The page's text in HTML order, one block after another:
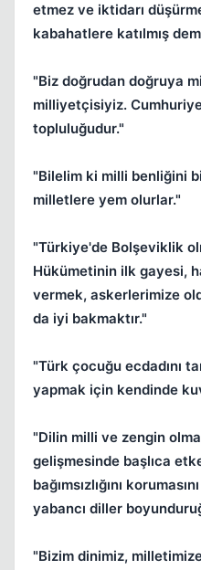
etmez ve iktidarı
kabahatlere katılmış
"Biz doğrudan doğruya
milliyetçisiyiz.
topluluğudur."
"Bilelim ki milli benliğini
milletlere yem olurlar."
"Türkiye'de Bolşeviklik
Hükümetinin ilk gayesi,
vermek, askerlerimize
da iyi bakmaktır."
"Türk çocuğu ecdadını
yapmak için kendinde
"Dilin milli ve zengin
gelişmesinde başlıca
bağımsızlığını
yabancı diller
"Bizim dinimiz,